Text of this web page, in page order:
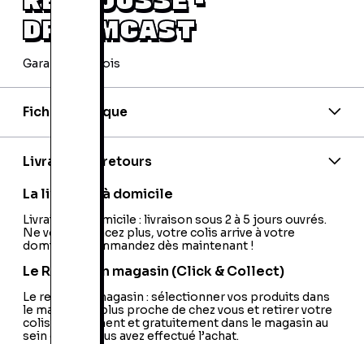
DREAMCAST
Garantie 24 mois
Fiche technique
Livraison et retours
La livraison à domicile
Livraison à domicile : livraison sous 2 à 5 jours ouvrés.
Ne vous déplacez plus, votre colis arrive à votre
domicile ! Commandez dès maintenant !
Le Retrait en magasin (Click & Collect)
Le retrait en magasin : sélectionner vos produits dans
le magasin le plus proche de chez vous et retirer votre
colis directement et gratuitement dans le magasin au
sein duquel vous avez effectué l’achat.